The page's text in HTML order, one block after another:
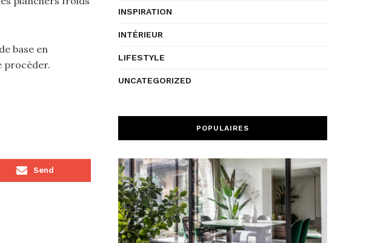
base en
procéder.
Send
INSPIRATION
INTÉRIEUR
LIFESTYLE
UNCATEGORIZED
POPULAIRES